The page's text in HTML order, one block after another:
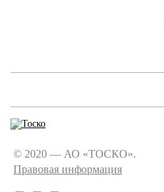
© 2020 — АО «ТОСКО».
Правовая информация